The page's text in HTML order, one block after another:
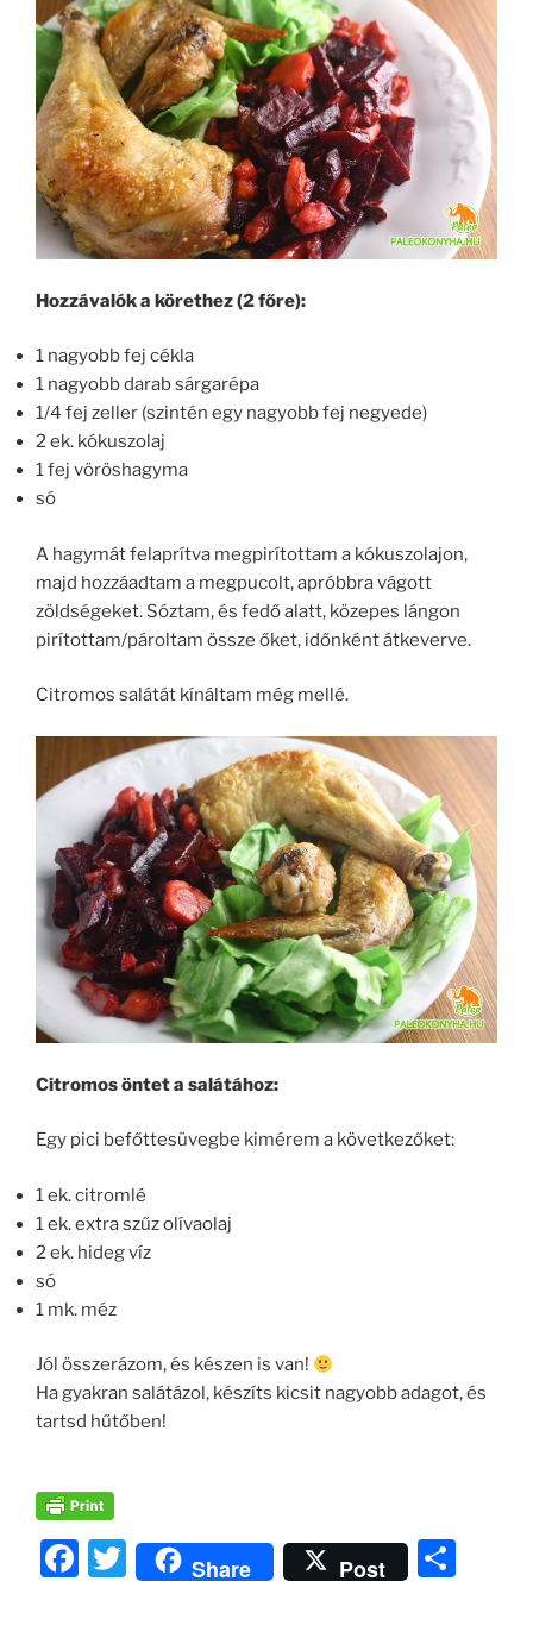
Hozzávalók a körethez (2 főre):
1 nagyobb fej cékla
1 nagyobb darab sárgarépa
1/4 fej zeller (szintén egy nagyobb fej negyede)
2 ek. kókuszolaj
1 fej vöröshagyma
só
A hagymát felaprítva megpirítottam a kókuszolajon,
majd hozzáadtam a megpucolt, apróbbra vágott
zöldségeket. Sóztam, és fedő alatt, közepes lángon
pirítottam/pároltam össze őket, időnként átkeverve.
Citromos salátát kínáltam még mellé.
Citromos öntet a salátához:
Egy pici befőttesüvegbe kimérem a következőket:
1 ek. citromlé
1 ek. extra szűz olívaolaj
2 ek. hideg víz
só
1 mk. méz
Jól összerázom, és készen is van!
Ha gyakran salátázol, készíts kicsit nagyobb adagot, és
tartsd hűtőben!
F
T
w
Share Post